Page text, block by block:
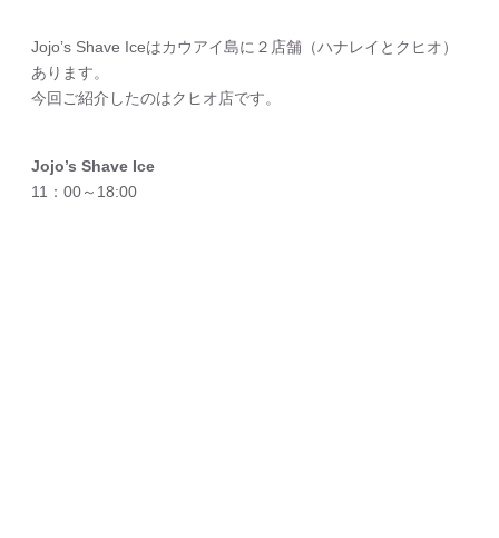
Jojo’s Shave Iceはカウアイ島に２店舗（ハナレイとクヒオ）
あります。
今回ご紹介したのはクヒオ店です。
Jojo’s Shave Ice
11：00～18:00